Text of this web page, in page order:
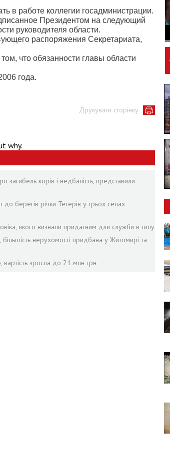
в работе коллегии госадминистрации.
Президентом на следующий
руководителя области.
распоряжения Секретариата,
что обязанности главы области
года.
Друкувати сторінку
why.
загибель корів і недбалість, представили
берегів річки Тетерів у трьох селах
якого визнали придатним для служби в тилу
нерухомості придбана у Житомирі та
зросла до 21 млн грн